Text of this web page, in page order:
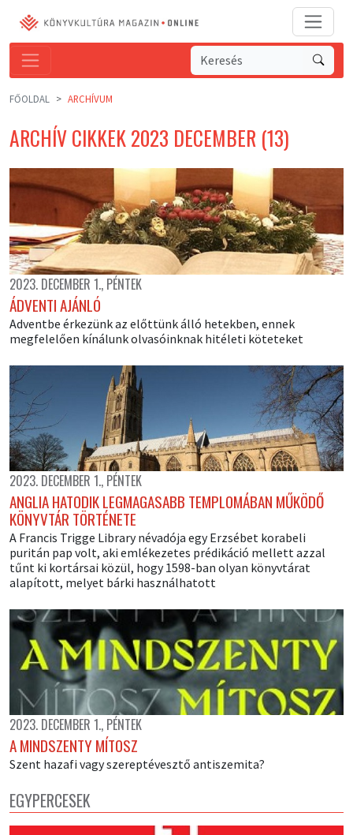
FŐOLDAL ARCHÍVUM
ARCHÍV CIKKEK 2023 DECEMBER (13)
2023. DECEMBER 1., PÉNTEK
ÁDVENTI AJÁNLÓ
Adventbe érkezünk az előttünk álló hetekben, ennek
megfelelően kínálunk olvasóinknak hitéleti köteteket
2023. DECEMBER 1., PÉNTEK
ANGLIA HATODIK LEGMAGASABB TEMPLOMÁBAN MŰKÖDŐ
KÖNYVTÁR TÖRTÉNETE
A Francis Trigge Library névadója egy Erzsébet korabeli
puritán pap volt, aki emlékezetes prédikáció mellett azzal
tűnt ki kortársai közül, hogy 1598-ban olyan könyvtárat
alapított, melyet bárki használhatott
2023. DECEMBER 1., PÉNTEK
A MINDSZENTY MÍTOSZ
Szent hazafi vagy szereptévesztő antiszemita?
EGYPERCESEK